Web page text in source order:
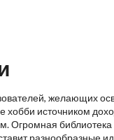
желающих
источником
Огромная
разнообразные